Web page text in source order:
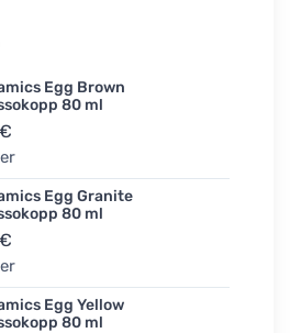
Egg Brown
80 ml
Egg Granite
80 ml
Egg Yellow
80 ml